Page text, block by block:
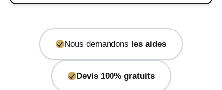
Nous demandons les aides
Devis 100% gratuits